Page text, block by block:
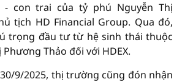
- con trai của tỷ phú Nguyễn Thị
tịch HD Financial Group. Qua đó,
trọng đầu tư từ hệ sinh thái thuộc
Thảo đối với HDEX.
9/2025, thị trường cũng đón nhận